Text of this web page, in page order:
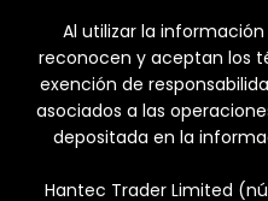
Al utilizar la
reconocen y aceptan los
exención de
asociados a las
depositada en la
Hantec Trader Limited
Utilizamos cookies para